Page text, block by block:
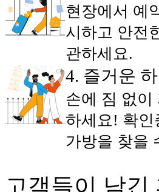
현장에서 예
시하고 안전
관하세요.
4. 즐거운
손에 짐 없이
하세요! 확인
가방을 찾을
고객들이 남긴